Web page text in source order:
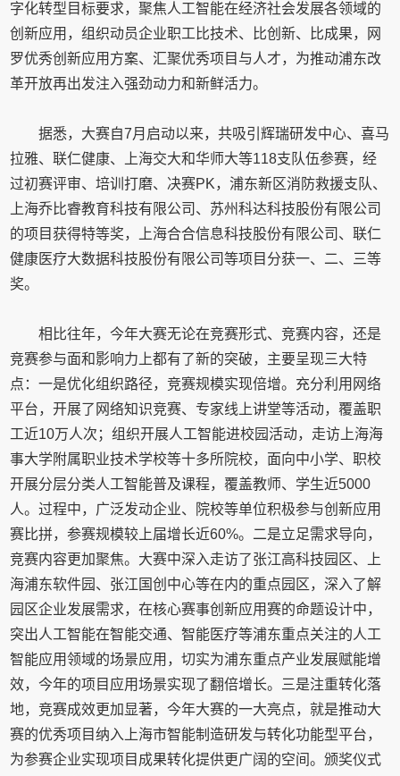
字化转型目标要求，聚焦人工智能在经济社会发展各领域的
创新应用，组织动员企业职工比技术、比创新、比成果，网
罗优秀创新应用方案、汇聚优秀项目与人才，为推动浦东改
革开放再出发注入强劲动力和新鲜活力。
据悉，大赛自7月启动以来，共吸引辉瑞研发中心、喜马
拉雅、联仁健康、上海交大和华师大等118支队伍参赛，经
过初赛评审、培训打磨、决赛PK，浦东新区消防救援支队、
上海乔比睿教育科技有限公司、苏州科达科技股份有限公司
的项目获得特等奖，上海合合信息科技股份有限公司、联仁
健康医疗大数据科技股份有限公司等项目分获一、二、三等
奖。
相比往年，今年大赛无论在竞赛形式、竞赛内容，还是
竞赛参与面和影响力上都有了新的突破，主要呈现三大特
点：一是优化组织路径，竞赛规模实现倍增。充分利用网络
平台，开展了网络知识竞赛、专家线上讲堂等活动，覆盖职
工近10万人次；组织开展人工智能进校园活动，走访上海海
事大学附属职业技术学校等十多所院校，面向中小学、职校
开展分层分类人工智能普及课程，覆盖教师、学生近5000
人。过程中，广泛发动企业、院校等单位积极参与创新应用
赛比拼，参赛规模较上届增长近60%。二是立足需求导向，
竞赛内容更加聚焦。大赛中深入走访了张江高科技园区、上
海浦东软件园、张江国创中心等在内的重点园区，深入了解
园区企业发展需求，在核心赛事创新应用赛的命题设计中，
突出人工智能在智能交通、智能医疗等浦东重点关注的人工
智能应用领域的场景应用，切实为浦东重点产业发展赋能增
效，今年的项目应用场景实现了翻倍增长。三是注重转化落
地，竞赛成效更加显著，今年大赛的一大亮点，就是推动大
赛的优秀项目纳入上海市智能制造研发与转化功能型平台，
为参赛企业实现项目成果转化提供更广阔的空间。颁奖仪式